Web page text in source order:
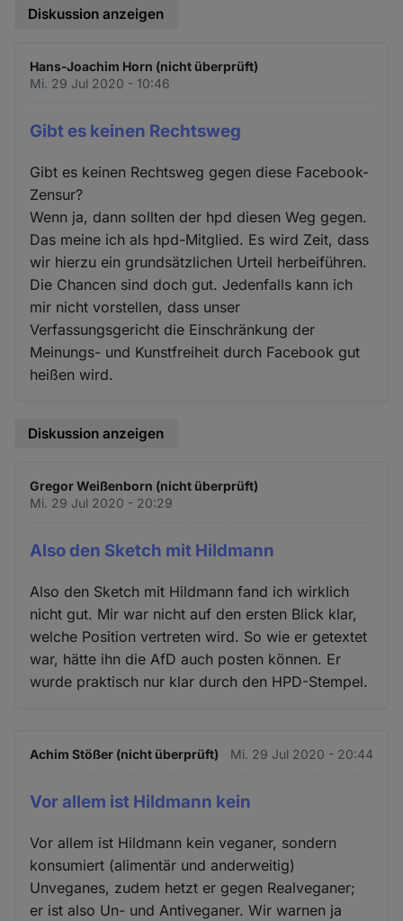
Diskussion anzeigen
Hans-Joachim Horn (nicht überprüft)
Mi. 29 Jul 2020 - 10:46
Gibt es keinen Rechtsweg
Gibt es keinen Rechtsweg gegen diese Facebook-
Zensur?
Wenn ja, dann sollten der hpd diesen Weg gegen.
Das meine ich als hpd-Mitglied. Es wird Zeit, dass
wir hierzu ein grundsätzlichen Urteil herbeiführen.
Die Chancen sind doch gut. Jedenfalls kann ich
mir nicht vorstellen, dass unser
Verfassungsgericht die Einschränkung der
Meinungs- und Kunstfreiheit durch Facebook gut
heißen wird.
Diskussion anzeigen
Gregor Weißenborn (nicht überprüft)
Mi. 29 Jul 2020 - 20:29
Also den Sketch mit Hildmann
Also den Sketch mit Hildmann fand ich wirklich
nicht gut. Mir war nicht auf den ersten Blick klar,
welche Position vertreten wird. So wie er getextet
war, hätte ihn die AfD auch posten können. Er
wurde praktisch nur klar durch den HPD-Stempel.
Achim Stößer (nicht überprüft) Mi. 29 Jul 2020 - 20:44
Vor allem ist Hildmann kein
Vor allem ist Hildmann kein veganer, sondern
konsumiert (alimentär und anderweitig)
Unveganes, zudem hetzt er gegen Realveganer;
er ist also Un- und Antiveganer. Wir warnen ja